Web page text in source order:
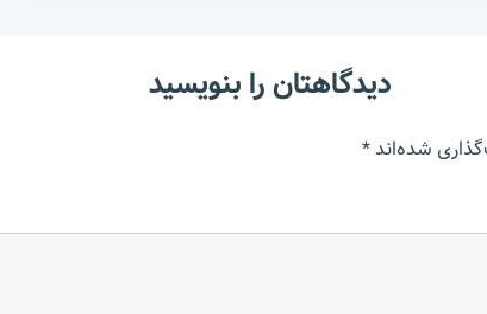
دیدگاهتان را بنویسید
شده‌اند*